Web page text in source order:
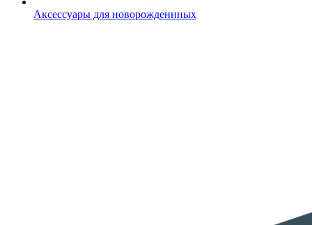
Аксессуары для новорожденнных